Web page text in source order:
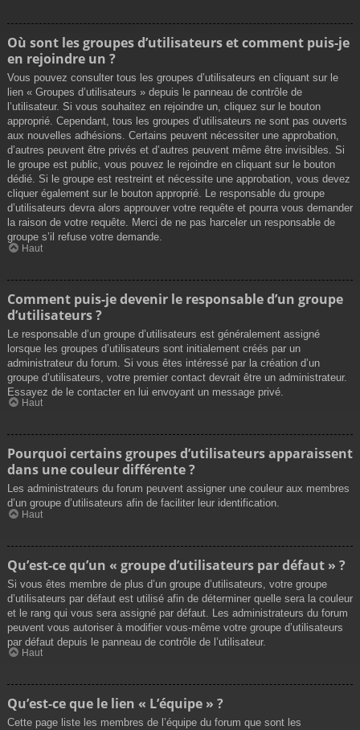
Où sont les groupes d’utilisateurs et comment puis-je
en rejoindre un ?
Vous pouvez consulter tous les groupes d’utilisateurs en cliquant sur le
lien « Groupes d’utilisateurs » depuis le panneau de contrôle de
l’utilisateur. Si vous souhaitez en rejoindre un, cliquez sur le bouton
approprié. Cependant, tous les groupes d’utilisateurs ne sont pas ouverts
aux nouvelles adhésions. Certains peuvent nécessiter une approbation,
d’autres peuvent être privés et d’autres peuvent même être invisibles. Si
le groupe est public, vous pouvez le rejoindre en cliquant sur le bouton
dédié. Si le groupe est restreint et nécessite une approbation, vous devez
cliquer également sur le bouton approprié. Le responsable du groupe
d’utilisateurs devra alors approuver votre requête et pourra vous demander
la raison de votre requête. Merci de ne pas harceler un responsable de
groupe s’il refuse votre demande.
Haut
Comment puis-je devenir le responsable d’un groupe
d’utilisateurs ?
Le responsable d’un groupe d’utilisateurs est généralement assigné
lorsque les groupes d’utilisateurs sont initialement créés par un
administrateur du forum. Si vous êtes intéressé par la création d’un
groupe d’utilisateurs, votre premier contact devrait être un administrateur.
Essayez de le contacter en lui envoyant un message privé.
Haut
Pourquoi certains groupes d’utilisateurs apparaissent
dans une couleur différente ?
Les administrateurs du forum peuvent assigner une couleur aux membres
d’un groupe d’utilisateurs afin de faciliter leur identification.
Haut
Qu’est-ce qu’un « groupe d’utilisateurs par défaut » ?
Si vous êtes membre de plus d’un groupe d’utilisateurs, votre groupe
d’utilisateurs par défaut est utilisé afin de déterminer quelle sera la couleur
et le rang qui vous sera assigné par défaut. Les administrateurs du forum
peuvent vous autoriser à modifier vous-même votre groupe d’utilisateurs
par défaut depuis le panneau de contrôle de l’utilisateur.
Haut
Qu’est-ce que le lien « L’équipe » ?
Cette page liste les membres de l’équipe du forum que sont les